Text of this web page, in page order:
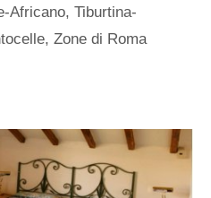
Africano, Tiburtina-
, Zone di Roma